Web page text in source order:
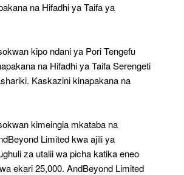
na Hifadhi ya Taifa ya
kipo ndani ya Pori Tengefu
na Hifadhi ya Taifa Serengeti
Kaskazini kinapakana na
kimeingia mkataba na
Limited kwa ajili ya
za utalii wa picha katika eneo
ekari 25,000. AndBeyond Limited